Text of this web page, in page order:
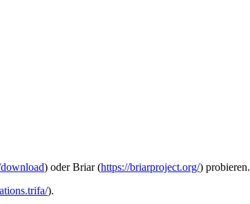
) oder Briar (https://briarproject.org/) probieren.
).